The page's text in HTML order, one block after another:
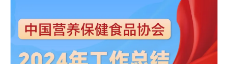
分支机构管理办法 团体标准管理办法
加入协会